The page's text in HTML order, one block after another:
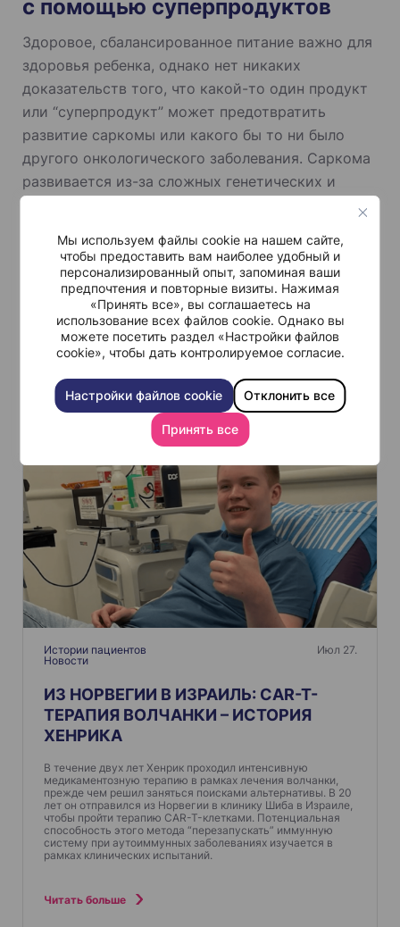
Мы используем файлы cookie на нашем сайте,
чтобы предоставить вам наиболее удобный и
персонализированный опыт, запоминая ваши
предпочтения и повторные визиты. Нажимая
«Принять все», вы соглашаетесь на
использование всех файлов cookie. Однако вы
можете посетить раздел «Настройки файлов
cookie», чтобы дать контролируемое согласие.
Настройки файлов cookie Отклонить все
Принять все
с помощью суперпродуктов
Здоровое, сбалансированное питание важно для
здоровья ребенка, однако нет никаких
доказательств того, что какой-то один продукт
или “суперпродукт” может предотвратить
развитие саркомы или какого бы то ни было
другого онкологического заболевания. Саркома
развивается из-за сложных генетических и
заменит надлежащего медицинского ухода и
лечения.
ц
и
я
п
о
з
а
Похожие
Истории пациентов
Новости
Июл 27.
ИЗ НОРВЕГИИ В ИЗРАИЛЬ: CAR-T-
ТЕРАПИЯ ВОЛЧАНКИ – ИСТОРИЯ
ХЕНРИКА
В течение двух лет Хенрик проходил интенсивную
медикаментозную терапию в рамках лечения волчанки,
прежде чем решил заняться поисками альтернативы. В 20
лет он отправился из Норвегии в клинику Шиба в Израиле,
чтобы пройти терапию CAR-T-клетками. Потенциальная
способность этого метода “перезапускать” иммунную
систему при аутоиммунных заболеваниях изучается в
рамках клинических испытаний.
Читать больше